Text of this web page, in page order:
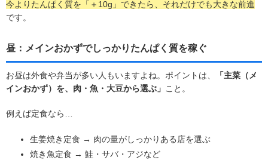
今よりたんぱく質を「＋10g」できたら、それだけでも大きな前進
です。
昼：メインおかずでしっかりたんぱく質を稼ぐ
お昼は外食や弁当が多い人もいますよね。ポイントは、
「主菜（メ
インおかず）を、肉・魚・大豆から選ぶ」 こと。
例えば定食なら…
生姜焼き定食 → 肉の量がしっかりある店を選ぶ
焼き魚定食 → 鮭・サバ・アジなど